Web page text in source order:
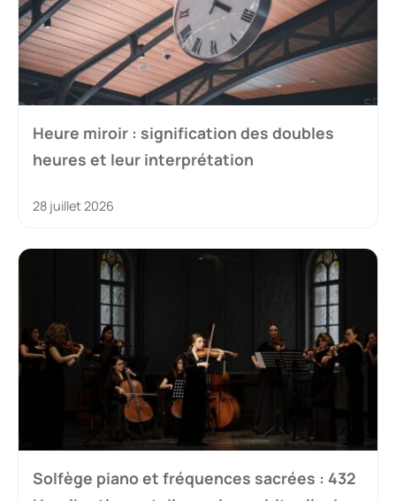
Heure miroir : signification des doubles
heures et leur interprétation
28 juillet 2026
Solfège piano et fréquences sacrées : 432